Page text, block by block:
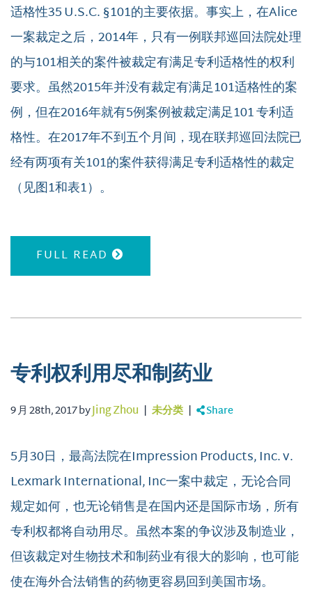
适格性35 U.S.C. §101的主要依据。事实上，在Alice
一案裁定之后，2014年，只有一例联邦巡回法院处理
的与101相关的案件被裁定有满足专利适格性的权利
要求。虽然2015年并没有裁定有满足101适格性的案
例，但在2016年就有5例案例被裁定满足101 专利适
格性。在2017年不到五个月间，现在联邦巡回法院已
经有两项有关101的案件获得满足专利适格性的裁定
（见图1和表1）。
FULL READ
专利权利用尽和制药业
9 月 28th, 2017 byJing Zhou | 未分类 | Share
5月30日，最高法院在Impression Products, Inc. v.
Lexmark International, Inc一案中裁定，无论合同
规定如何，也无论销售是在国内还是国际市场，所有
专利权都将自动用尽。虽然本案的争议涉及制造业，
但该裁定对生物技术和制药业有很大的影响，也可能
使在海外合法销售的药物更容易回到美国市场。